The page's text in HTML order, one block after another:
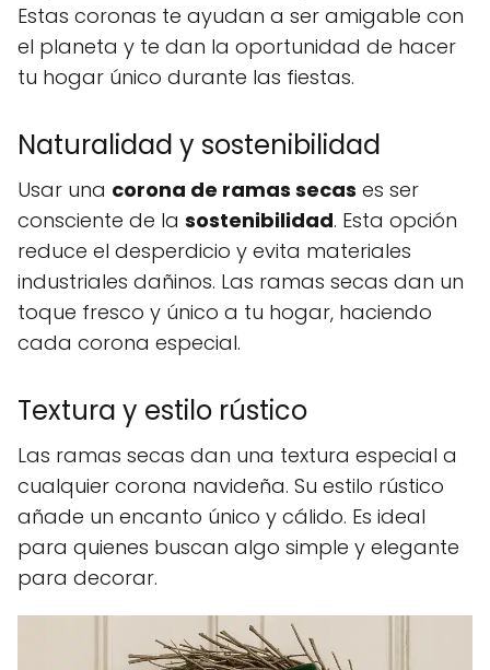
Estas coronas te ayudan a ser amigable con
el planeta y te dan la oportunidad de hacer
tu hogar único durante las fiestas.
Naturalidad y sostenibilidad
Usar una corona de ramas secas es ser
consciente de la sostenibilidad. Esta opción
reduce el desperdicio y evita materiales
industriales dañinos. Las ramas secas dan un
toque fresco y único a tu hogar, haciendo
cada corona especial.
Textura y estilo rústico
Las ramas secas dan una textura especial a
cualquier corona navideña. Su estilo rústico
añade un encanto único y cálido. Es ideal
para quienes buscan algo simple y elegante
para decorar.